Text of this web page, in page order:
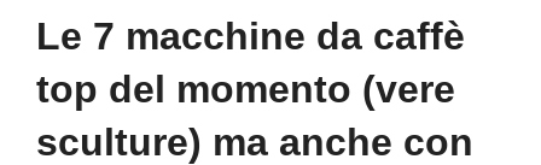
Le 7 macchine da caffè
top del momento (vere
sculture) ma anche con